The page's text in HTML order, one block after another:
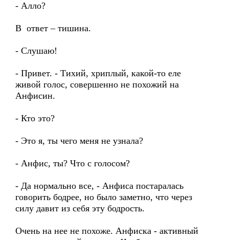
- Алло?
В ответ – тишина.
- Слушаю!
- Привет. - Тихий, хриплый, какой-то еле
живой голос, совершенно не похожий на
Анфисин.
- Кто это?
- Это я, ты чего меня не узнала?
- Анфис, ты? Что с голосом?
- Да нормально все, - Анфиса постаралась
говорить бодрее, но было заметно, что через
силу давит из себя эту бодрость.
Очень на нее не похоже. Анфиска - активный